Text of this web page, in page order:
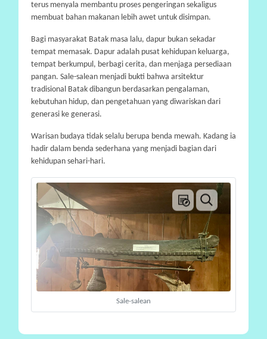
P
R
A
N
A
L
A
terus menyala membantu proses pengeringan sekaligus
membuat bahan makanan lebih awet untuk disimpan.
Bagi masyarakat Batak masa lalu, dapur bukan sekadar
tempat memasak. Dapur adalah pusat kehidupan keluarga,
tempat berkumpul, berbagi cerita, dan menjaga persediaan
pangan. Sale-salean menjadi bukti bahwa arsitektur
tradisional Batak dibangun berdasarkan pengalaman,
kebutuhan hidup, dan pengetahuan yang diwariskan dari
generasi ke generasi.
Warisan budaya tidak selalu berupa benda mewah. Kadang ia
hadir dalam benda sederhana yang menjadi bagian dari
kehidupan sehari-hari.
Sale-salean